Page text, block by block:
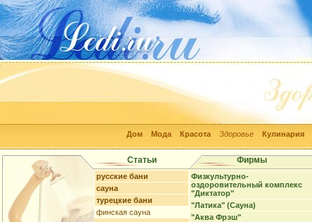
Дом Мода Красота Здоровье Кулинария
Статьи Фирмы
русские бани
сауна
турецкие бани
финская сауна
Физкультурно-
оздоровительный комплекс
"Диктатор"
"Латика" (Сауна)
"Аква Фрэш"